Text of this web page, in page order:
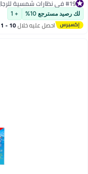
#19 في نظارات شمسية للرجال
#19 في نظارات شمسية للرجال
لك رصيد مسترجع 10% + 1
احصل عليه خلال